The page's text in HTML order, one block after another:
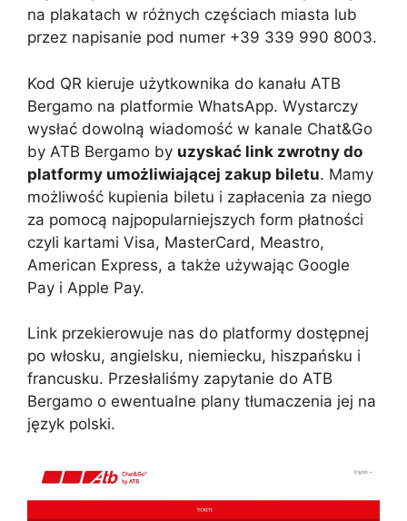
na plakatach w różnych częściach miasta lub
przez napisanie pod numer +39 339 990 8003.
Kod QR kieruje użytkownika do kanału ATB
Bergamo na platformie WhatsApp. Wystarczy
wysłać dowolną wiadomość w kanale Chat&Go
by ATB Bergamo by uzyskać link zwrotny do
platformy umożliwiającej zakup biletu. Mamy
możliwość kupienia biletu i zapłacenia za niego
za pomocą najpopularniejszych form płatności
czyli kartami Visa, MasterCard, Meastro,
American Express, a także używając Google
Pay i Apple Pay.
Link przekierowuje nas do platformy dostępnej
po włosku, angielsku, niemiecku, hiszpańsku i
francusku. Przesłaliśmy zapytanie do ATB
Bergamo o ewentualne plany tłumaczenia jej na
język polski.